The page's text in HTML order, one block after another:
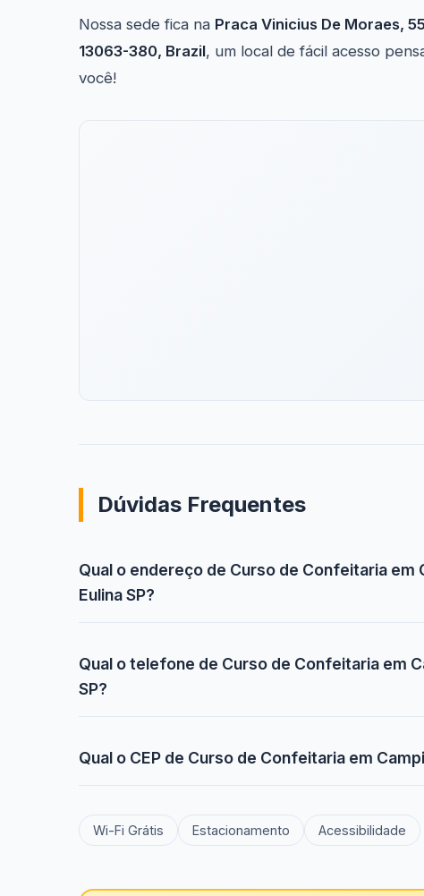
Nossa sede fica na Praca Vinicius De Moraes,
13063-380, Brazil, um local de fácil acesso
você!
Dúvidas Frequentes
Qual o endereço de Curso de Confeitaria em
Eulina SP?
Qual o telefone de Curso de Confeitaria em
SP?
Qual o CEP de Curso de Confeitaria em
Wi-Fi Grátis Estacionamento Acessibilidade